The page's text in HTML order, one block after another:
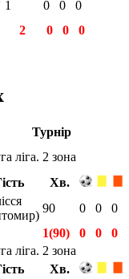
1 0 0
0
2 0 0 0
Турнір
ліга. 2 зона
Хв.
90 0 0
0
1(90) 0 0
0
ліга. 2 зона
Хв.